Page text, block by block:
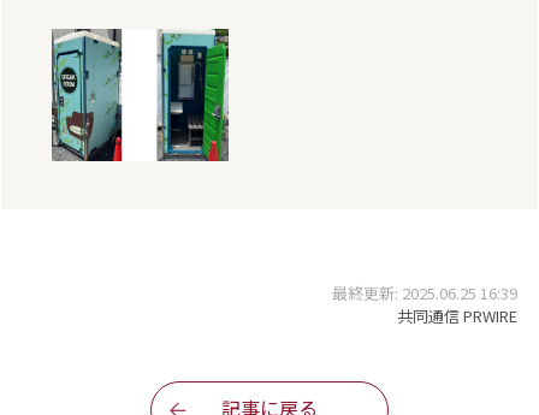
最終更新: 2025.06.25 16:39
共同通信 PRWIRE
記事に戻る